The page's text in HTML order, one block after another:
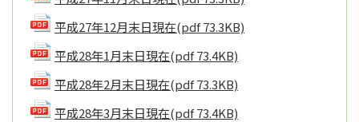
平成27年12月末日現在(pdf 73.3KB)
平成28年1月末日現在(pdf 73.4KB)
平成28年2月末日現在(pdf 73.3KB)
平成28年3月末日現在(pdf 73.4KB)